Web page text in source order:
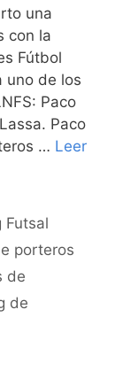
una
con la
Fútbol
uno de los
Paco
Paco
… Leer
Futsal
porteros
de
de